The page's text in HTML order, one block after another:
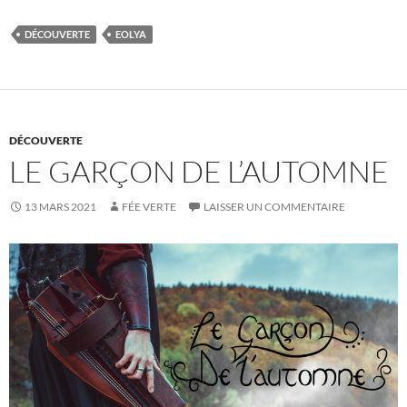
DÉCOUVERTE EOLYA
DÉCOUVERTE
LE GARÇON DE L’AUTOMNE
13 MARS 2021 FÉE VERTE LAISSER UN COMMENTAIRE